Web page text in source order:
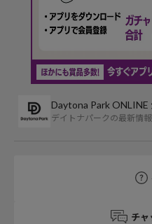
Daytona Park ONLINE
デイトナパークの最新情
チャ